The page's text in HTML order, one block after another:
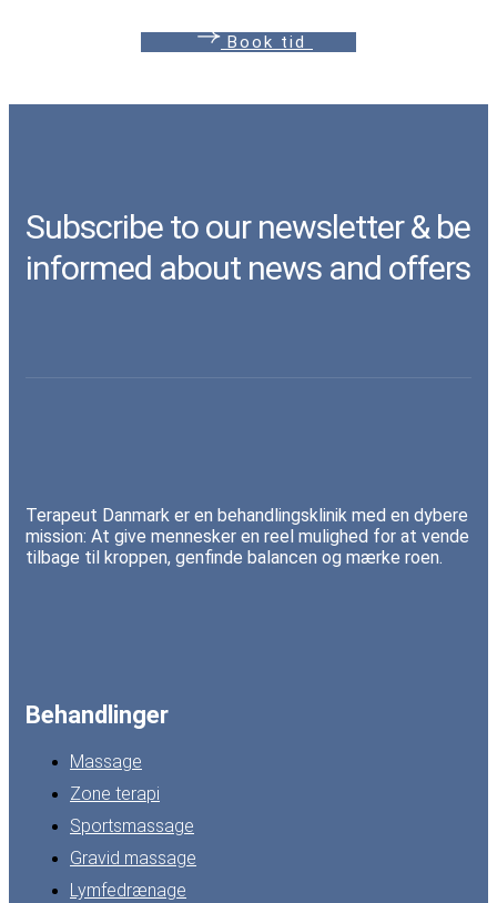
Book tid
Subscribe to our newsletter & be
informed about news and offers
Terapeut Danmark er en behandlingsklinik med en dybere
mission: At give mennesker en reel mulighed for at vende
tilbage til kroppen, genfinde balancen og mærke roen.
Behandlinger
Massage
Zone terapi
Sportsmassage
Gravid massage
Lymfedrænage